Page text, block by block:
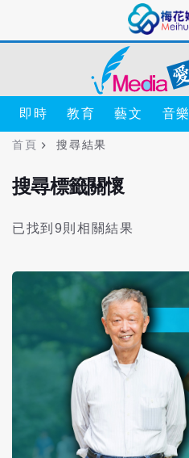
即時 教育 藝文 音樂
首頁 搜尋結果
搜尋標籤關懷
已找到9則相關結果